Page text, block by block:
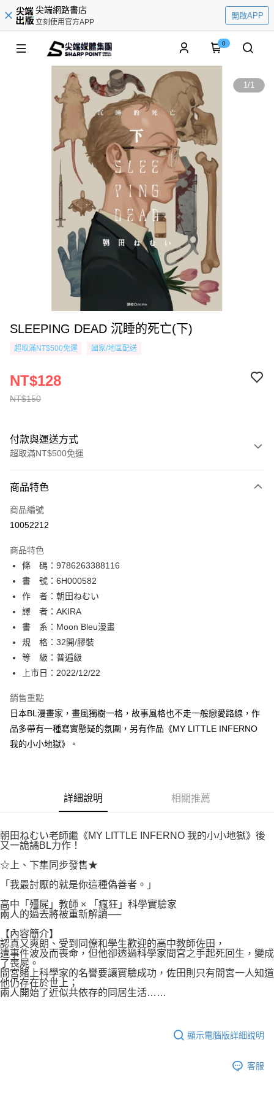
尖端網路書店
立刻使用官方APP
開啟APP
0
1/1
SLEEPING DEAD 沉睡的死亡(下)
超取滿NT$500免運 國家/地區配送
NT$150
NT$128
付款與運送方式
超取滿NT$500免運
信用卡一次付款
超商取貨付款
相關說明
【關於「AFTEE先享後付」】
AFTEE先享後付是「在收到商品之後才付款」的支付方式。 讓您購物簡單
便利好安心！
１．簡單：不需註冊會員、不需綁卡、不需儲值。
２．便利：只要手機號碼，簡訊認證，即可結帳。
３．安心：先確認商品／服務後，再付款。
【「AFTEE先享後付」結帳流程】
１．於結帳方式選擇「AFTEE先享後付」後，將跳轉至「AFTEE先享後付」
結帳頁面，進行簡訊認證並確認金額後，即可完成結帳。
２．訂單成立數日內，您將收到繳費通知簡訊。
ATM／網路銀行／等多元方式進行付款，方視為交易完成。
※ 請注意：結帳手續完成當下不需立刻繳費，但若您需要取消訂單，請聯絡
購買商品的店家。未經商家同意取消之訂單仍視為有效，需透過AFTEE先享
後付繳納相關費用。
※ 交易是否成功請以「AFTEE先享後付 」之結帳頁面顯示為準，若有關於
１．透過由恩沛科技股份有限公司提供之「AFTEE先享後付」服務完成之交
易，需依本服務之必要範圍內提供個人資料，並將交易相關給付款項請求債
２．關於個人資料處理事宜，請瀏覽以下網址：
https://aftee.tw/terms/#terms3
「AFTEE先享後付」，若未經同意申辦者引起之損失，本公司不負相關責
任。
４．使用「AFTEE先享後付」時，將依據個別帳號之用戶狀況，依本公司即
時審查核予不同之上限額度；若仍有額度不足之情形，本公司將視審查結果
請求用戶進行身份認證。
恩沛科技股份有限公司將有權停止該用戶之使用額度並採取法律行動。
ATM付款
運送方式
全家取貨付款
每筆NT$80，滿NT$500(含以上)免運費
付款後全家取貨
每筆NT$80，滿NT$500(含以上)免運費
付款後萊爾富取貨
每筆NT$80，滿NT$500(含以上)免運費
每筆NT$80，滿NT$500(含以上)免運費
宅配
每筆NT$100，滿NT$800(含以上)免運費
國家/地區配送
商品特色
商品編號
10052212
商品特色
條 碼：9786263388116
書 號：6H000582
作 者：朝田ねむい
譯 者：AKIRA
書 系：Moon Bleu漫畫
規 格：32開/膠裝
等 級：普遍級
上市日：2022/12/22
銷售重點
日本BL漫畫家，畫風獨樹一格，故事風格也不走一般戀愛路線，作
品多帶有一種寫實懸疑的氛圍，另有作品《MY LITTLE INFERNO
我的小小地獄》。
詳細說明 相關推薦
朝田ねむい老師繼《MY LITTLE INFERNO 我的小小地獄》後
又一詭譎BL力作！
☆上、下集同步發售★
「我最討厭的就是你這種偽善者。」
高中「殭屍」教師 × 「瘋狂」科學實驗家
兩人的過去將被重新解讀──
【內容簡介】
認真又爽朗、受到同僚和學生歡迎的高中教師佐田，
遭事件波及而喪命，但他卻透過科學家間宮之手起死回生，變成
了喪屍。
間宮賭上科學家的名譽要讓實驗成功，佐田則只有間宮一人知道
他仍存在於世上；
兩人開始了近似共依存的同居生活……
顯示電腦版詳細說明
客服